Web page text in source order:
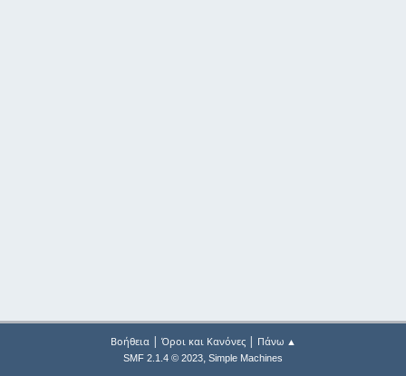
Βοήθεια| Όροι και Κανόνες| Πάνω ▲
SMF 2.1.4 © 2023, Simple Machines